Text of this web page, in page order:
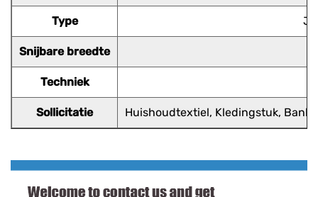
Type
Snijbare breedte
Techniek
Sollicitatie Huishoudtextiel, Kledingstuk, Bank,